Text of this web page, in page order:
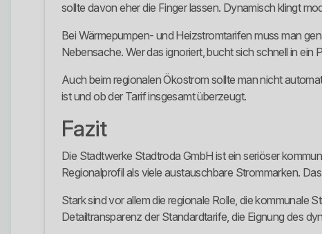
sollte davon eher die Finger lassen. Dynamisch klingt
Bei Wärmepumpen- und Heizstromtarifen muss man
Nebensache. Wer das ignoriert, bucht sich schnell in ein
Auch beim regionalen Ökostrom sollte man nicht
ist und ob der Tarif insgesamt überzeugt.
Fazit
Die Stadtwerke Stadtroda GmbH ist ein seriöser
Regionalprofil als viele austauschbare Strommarken.
Stark sind vor allem die regionale Rolle, die kommunale
Detailtransparenz der Standardtarife, die Eignung des